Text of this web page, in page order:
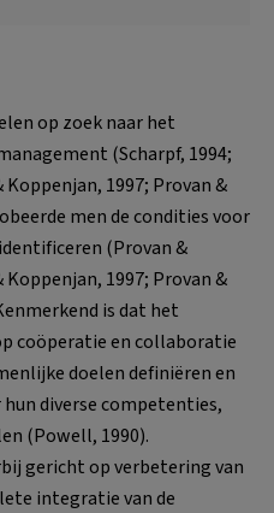
op zoek naar het
(Scharpf, 1994;
1997; Provan &
men de condities voor
(Provan &
1997; Provan &
is dat het
coöperatie en collaboratie
doelen definiëren en
diverse competenties,
(Powell, 1990).
gericht op verbetering van
integratie van de